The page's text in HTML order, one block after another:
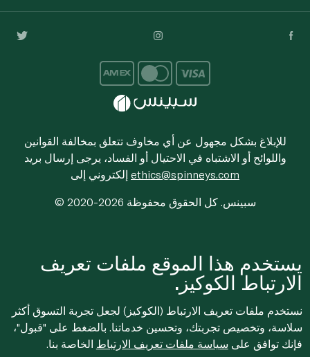
للإبلاغ بشكل مجهول عن أي مخاوف تتعلق بمخالفة القوانين
واللوائح أو الاشتباه في الاحتيال أو الفساد، يرجى إرسال بريد
ethics@spinneys.com
© 2020-2026 سبينس. كل الحقوق محفوظة
يستخدم هذا الموقع ملفات تعريف
الارتباط الكوكيز.
نستخدم ملفات تعريف الارتباط (الكوكيز) لجعل تجربة التسوق أكثر
سلاسة، وتخصيص تجربتك، وتحسين خدماتنا. بالضغط على "قبول"،
فإنك توافق على سياسة ملفات تعريف الارتباط الخاصة بنا.